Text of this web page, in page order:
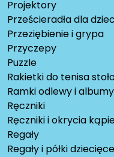
Projektory
Prześcieradła dla
Przeziębienie i grypa
Przyczepy
Puzzle
Rakietki do tenisa
Ramki odlewy i
Ręczniki
Ręczniki i okrycia
Regały
Regały i półki dziecięce